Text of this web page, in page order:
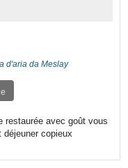
d'aria da Meslay
restaurée avec goût vous
copieux